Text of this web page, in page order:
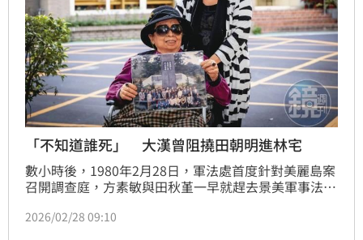
「不知道誰死」 大漢曾阻撓田朝明進林宅
數小時後，1980年2月28日，軍法處首度針對美麗島案
召開調查庭，方素敏與田秋堇一早就趕去景美軍事法
午，方素敏打電話回家，沒人接，急得想立刻衝回家，
2026/02/28 09:10